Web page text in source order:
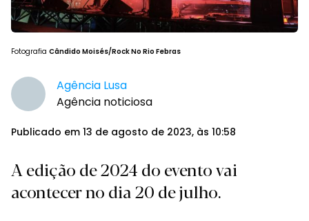
Fotografia Cândido Moisés/Rock No Rio Febras
Agência Lusa
Agência noticiosa
Publicado em 13 de agosto de 2023, às 10:58
A edição de 2024 do evento vai
acontecer no dia 20 de julho.